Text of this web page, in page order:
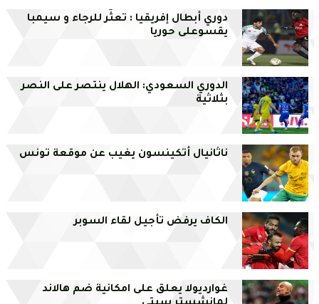
دوري أبطال إفريقيا : تعثّر للرجاء و سيمبا
يقسوعلى حوريا
الدوري السعودي: الهلال ينتصر على النصر
بثلاثية
ناثانيال أتكينسون يغيب عن موقعة تونس
الكاف يرفض تأجيل لقاء السوبر
غوارديولا يعلق على امكانية ضم هالاند